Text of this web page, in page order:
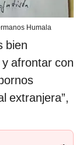
Humala
bien
afrontar con
extranjera”,